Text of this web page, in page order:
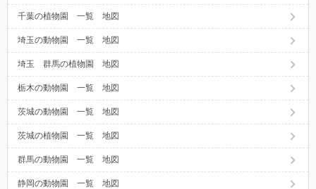
千葉の植物園 一覧 地図
埼玉の動物園 一覧 地図
埼玉 群馬の植物園 地図
栃木の動物園 一覧 地図
茨城の動物園 一覧 地図
茨城の植物園 一覧 地図
群馬の動物園 一覧 地図
静岡の動物園 一覧 地図